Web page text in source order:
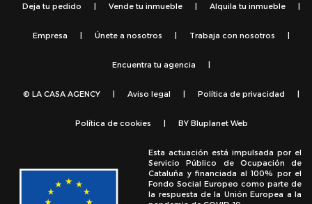
Deja tu pedido | Vende tu inmueble | Alquila tu inmueble |
Empresa | Únete a nosotros | Trabaja con nosotros |
Encuentra tu agencia |
© LA CASA AGENCY | Aviso legal | Política de privacidad |
Política de cookies | BY Bluplanet Web
Esta actuación está impulsada por el
Servicio Público de Ocupación de
Cataluña y financiada al 100% por el
Fondo Social Europeo como parte de
la respuesta de la Unión Europea a la